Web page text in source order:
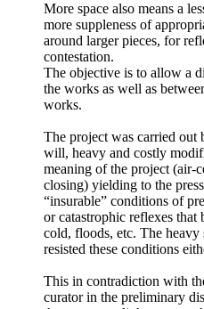
More space also means a
more suppleness of
around larger pieces, for
contestation.
The objective is to allow a
the works as well as
works.
The project was carried out
will, heavy and costly
meaning of the project (air-
closing) yielding to the
“insurable” conditions of
or catastrophic reflexes
cold, floods, etc. The
resisted these conditions
This in contradiction with
curator in the preliminary